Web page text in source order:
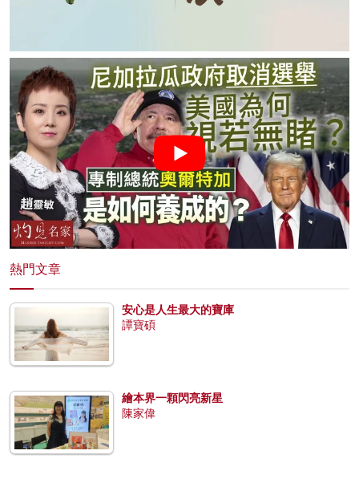
熱門文章
安心是人生最大的寶庫
譚寶碩
繪本界一顆閃亮新星
陳家偉